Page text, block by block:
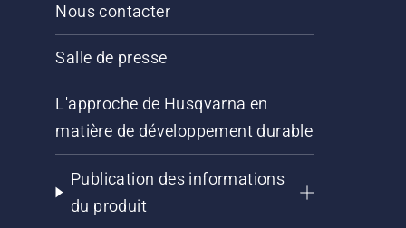
Nous contacter
Salle de presse
L'approche de Husqvarna en
matière de développement durable
Publication des informations
du produit